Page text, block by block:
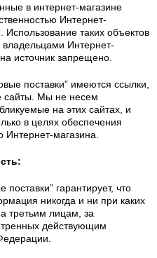
в интернет-магазине
Интернет-
. Использование таких объектов
владельцами Интернет-
источник запрещено.
поставки” имеются ссылки,
сайты. Мы не несем
на этих сайтах, и
в целях обеспечения
Интернет-магазина.
поставки” гарантирует, что
никогда и ни при каких
третьим лицам, за
действующим